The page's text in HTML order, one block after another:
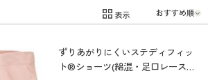
下着
用品
具通販すべて
て
在庫のある商品のみ表示
表示
ずりあがりにくいステディフィッ
ト®ショーツ(綿混・足口レース・